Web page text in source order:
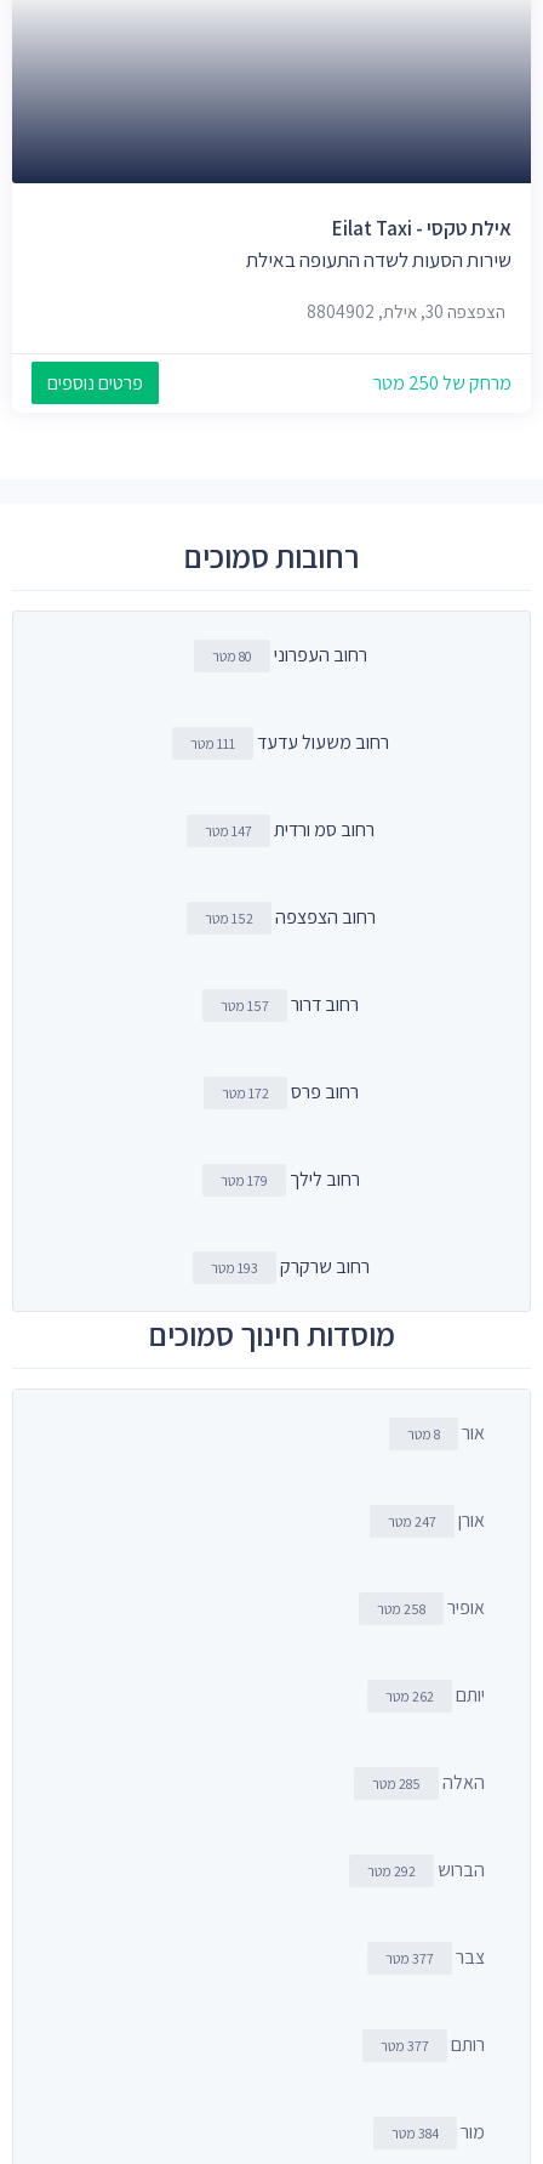
אילת טקסי - Eilat Taxi
שירות הסעות לשדה התעופה באילת
הצפצפה 30, אילת, 8804902
מרחק של 250 מטר פרטים נוספים
רחובות סמוכים
רחוב העפרוני 80 מטר
רחוב משעול עדעד 111 מטר
רחוב סמ ורדית 147 מטר
רחוב הצפצפה 152 מטר
רחוב דרור 157 מטר
רחוב פרס 172 מטר
רחוב לילך 179 מטר
רחוב שרקרק 193 מטר
מוסדות חינוך סמוכים
אור 8 מטר
אורן 247 מטר
אופיר 258 מטר
יותם 262 מטר
האלה 285 מטר
הברוש 292 מטר
צבר 377 מטר
רותם 377 מטר
מור 384 מטר